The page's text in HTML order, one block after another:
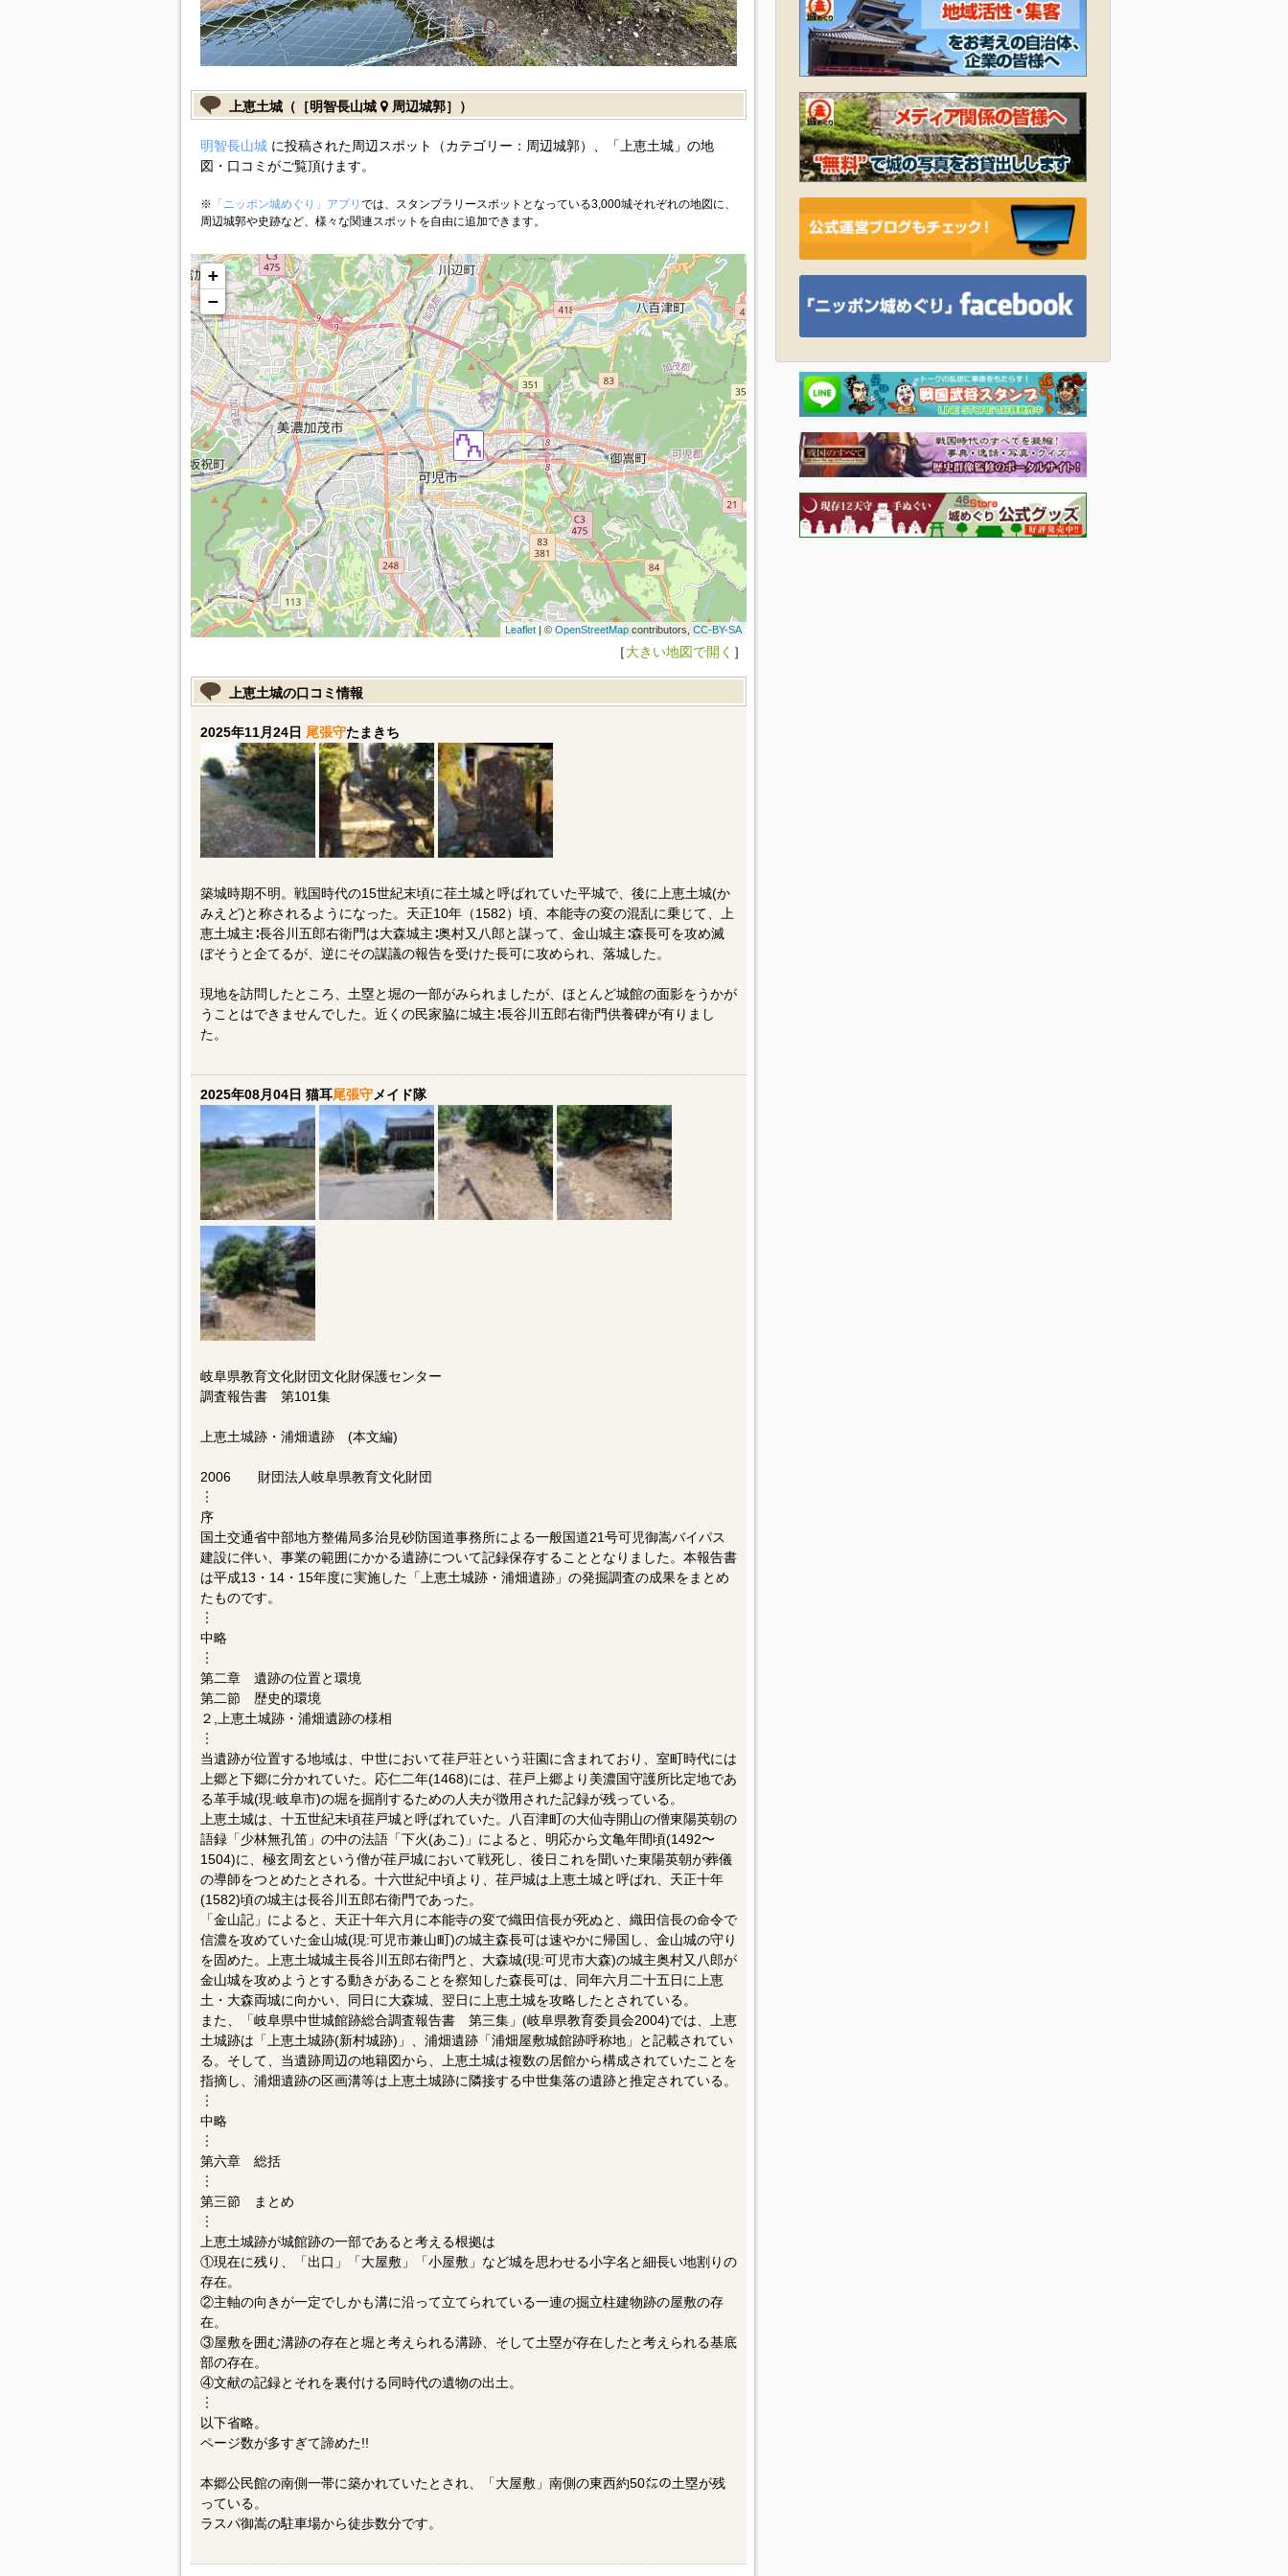
上恵土城（［明智長山城 周辺城郭］）
明智長山城に投稿された周辺スポット（カテゴリー：周辺城郭）、「上恵土城」の地
図・口コミがご覧頂けます。
※ 「ニッポン城めぐり」アプリ では、スタンプラリースポットとなっている3,000城それぞれの地図に、
周辺城郭や史跡など、様々な関連スポットを自由に追加できます。
+
−
Leaflet| © OpenStreetMapcontributors,CC-BY-SA
［大きい地図で開く ］
上恵土城の口コミ情報
2025年11月24日 尾張守たまきち
築城時期不明。戦国時代の15世紀末頃に荏土城と呼ばれていた平城で、後に上恵土城(か
みえど)と称されるようになった。天正10年（1582）頃、本能寺の変の混乱に乗じて、上
恵土城主∶長谷川五郎右衛門は大森城主∶奥村又八郎と謀って、金山城主∶森長可を攻め滅
ぼそうと企てるが、逆にその謀議の報告を受けた長可に攻められ、落城した。
現地を訪問したところ、土塁と堀の一部がみられましたが、ほとんど城館の面影をうかが
うことはできませんでした。近くの民家脇に城主∶長谷川五郎右衛門供養碑が有りまし
た。
2025年08月04日 猫耳尾張守メイド隊
岐阜県教育文化財団文化財保護センター
調査報告書 第101集
上恵土城跡・浦畑遺跡 (本文編)
2006 財団法人岐阜県教育文化財団
︙
序
国土交通省中部地方整備局多治見砂防国道事務所による一般国道21号可児御嵩バイパス
建設に伴い、事業の範囲にかかる遺跡について記録保存することとなりました。本報告書
は平成13・14・15年度に実施した「上恵土城跡・浦畑遺跡」の発掘調査の成果をまとめ
たものです。
︙
中略
︙
第二章 遺跡の位置と環境
第二節 歴史的環境
２,上恵土城跡・浦畑遺跡の様相
︙
当遺跡が位置する地域は、中世において荏戸荘という荘園に含まれており、室町時代には
上郷と下郷に分かれていた。応仁二年(1468)には、荏戸上郷より美濃国守護所比定地であ
る革手城(現:岐阜市)の堀を掘削するための人夫が徴用された記録が残っている。
上恵土城は、十五世紀末頃荏戸城と呼ばれていた。八百津町の大仙寺開山の僧東陽英朝の
語録「少林無孔笛」の中の法語「下火(あこ)」によると、明応から文亀年間頃(1492〜
1504)に、極玄周玄という僧が荏戸城において戦死し、後日これを聞いた東陽英朝が葬儀
の導師をつとめたとされる。十六世紀中頃より、荏戸城は上恵土城と呼ばれ、天正十年
(1582)頃の城主は長谷川五郎右衛門であった。
「金山記」によると、天正十年六月に本能寺の変で織田信長が死ぬと、織田信長の命令で
信濃を攻めていた金山城(現:可児市兼山町)の城主森長可は速やかに帰国し、金山城の守り
を固めた。上恵土城城主長谷川五郎右衛門と、大森城(現:可児市大森)の城主奥村又八郎が
金山城を攻めようとする動きがあることを察知した森長可は、同年六月二十五日に上恵
土・大森両城に向かい、同日に大森城、翌日に上恵土城を攻略したとされている。
また、「岐阜県中世城館跡総合調査報告書 第三集」(岐阜県教育委員会2004)では、上恵
土城跡は「上恵土城跡(新村城跡)」、浦畑遺跡「浦畑屋敷城館跡呼称地」と記載されてい
る。そして、当遺跡周辺の地籍図から、上恵土城は複数の居館から構成されていたことを
指摘し、浦畑遺跡の区画溝等は上恵土城跡に隣接する中世集落の遺跡と推定されている。
︙
中略
︙
第六章 総括
︙
第三節 まとめ
︙
上恵土城跡が城館跡の一部であると考える根拠は
①現在に残り、「出口」「大屋敷」「小屋敷」など城を思わせる小字名と細長い地割りの
存在。
②主軸の向きが一定でしかも溝に沿って立てられている一連の掘立柱建物跡の屋敷の存
在。
③屋敷を囲む溝跡の存在と堀と考えられる溝跡、そして土塁が存在したと考えられる基底
部の存在。
④文献の記録とそれを裏付ける同時代の遺物の出土。
︙
以下省略。
ページ数が多すぎて諦めた!!
本郷公民館の南側一帯に築かれていたとされ、「大屋敷」南側の東西約50㍍の土塁が残
っている。
ラスパ御嵩の駐車場から徒歩数分です。